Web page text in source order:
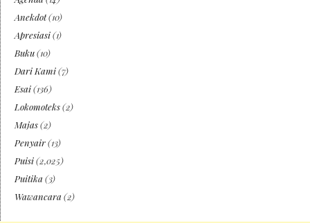
Anekdot(10)
Apresiasi(1)
Buku(10)
Dari Kami(7)
Esai(136)
Lokomoteks(2)
Majas(2)
Penyair(13)
Puisi(2,025)
Puitika (3)
Wawancara (2)